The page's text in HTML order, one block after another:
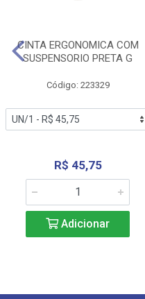
CINTA ERGONOMICA COM
SUSPENSORIO PRETA G
Código: 223329
R$ 45,75
Adicionar